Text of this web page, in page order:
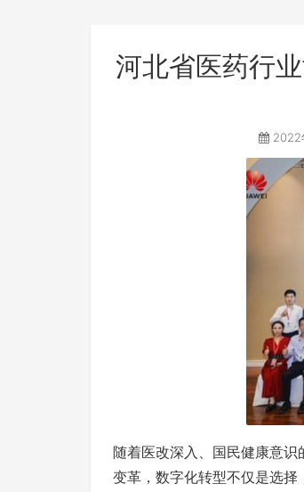
河北省医药行
2022
随着医改深入、国民健康意
变革，数字化转型不仅是选择